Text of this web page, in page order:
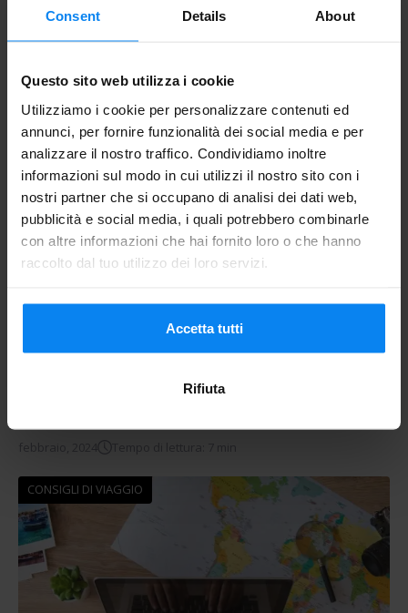
Consent Details About
Questo sito web utilizza i cookie
Utilizziamo i cookie per personalizzare contenuti ed
annunci, per fornire funzionalità dei social media e per
analizzare il nostro traffico. Condividiamo inoltre
informazioni sul modo in cui utilizzi il nostro sito con i
nostri partner che si occupano di analisi dei dati web,
pubblicità e social media, i quali potrebbero combinarle
con altre informazioni che hai fornito loro o che hanno
raccolto dal tuo utilizzo dei loro servizi.
Accetta tutti
Rifiuta
CONSIGLI DI VIAGGIO
Vacanze in primavera: la top 10 dei luoghi da
CONSIGLI DI VIAGGIO